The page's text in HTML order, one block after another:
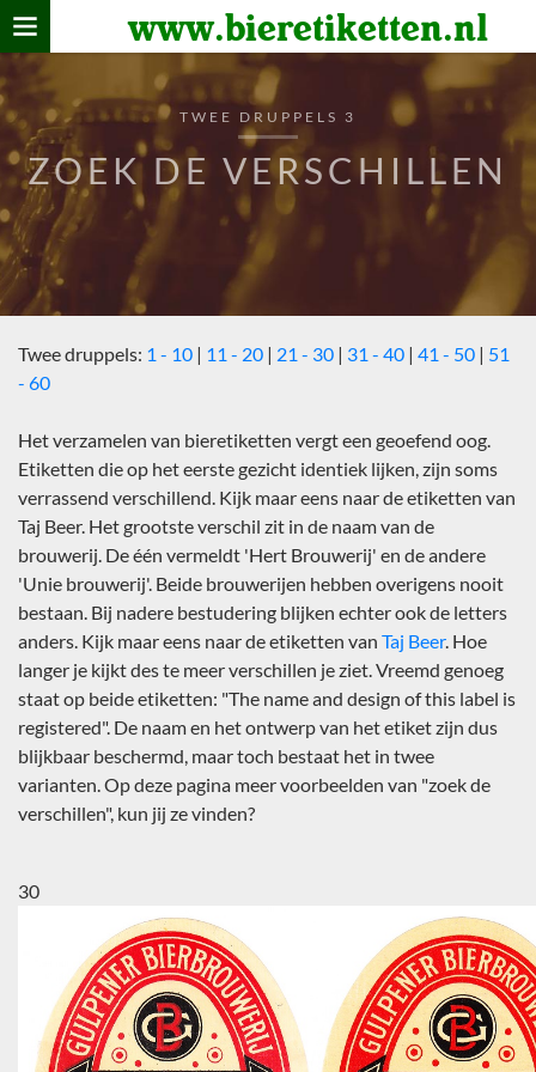
www.bieretiketten.nl
Home
verzamelen
De bierkaart
Bezoekers
TWEE DRUPPELS 3
ZOEK DE VERSCHILLEN
Twee druppels: 1 - 10 | 11 - 20 | 21 - 30 | 31 - 40 | 41 - 50 | 51
- 60
Het verzamelen van bieretiketten vergt een geoefend oog.
Etiketten die op het eerste gezicht identiek lijken, zijn soms
verrassend verschillend. Kijk maar eens naar de etiketten van
Taj Beer. Het grootste verschil zit in de naam van de
brouwerij. De één vermeldt 'Hert Brouwerij' en de andere
'Unie brouwerij'. Beide brouwerijen hebben overigens nooit
bestaan. Bij nadere bestudering blijken echter ook de letters
anders. Kijk maar eens naar de etiketten van Taj Beer. Hoe
langer je kijkt des te meer verschillen je ziet. Vreemd genoeg
staat op beide etiketten: "The name and design of this label is
registered". De naam en het ontwerp van het etiket zijn dus
blijkbaar beschermd, maar toch bestaat het in twee
varianten. Op deze pagina meer voorbeelden van "zoek de
verschillen", kun jij ze vinden?
30